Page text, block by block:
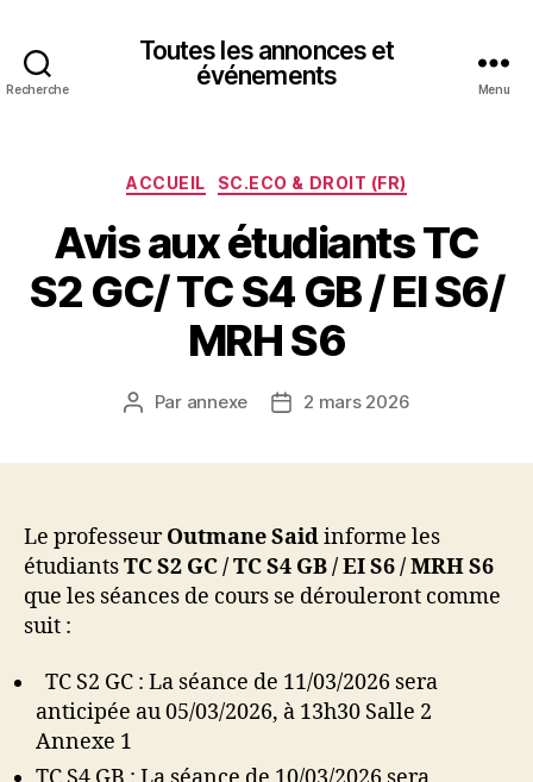
Recherche
Toutes les annonces et
événements
Menu
Catégories
ACCUEIL SC.ECO & DROIT (FR)
Avis aux étudiants TC
S2 GC/ TC S4 GB / EI S6/
MRH S6
Auteur
Par annexe
Date2 mars 2026
Le professeurOutmane Saidinforme les
étudiantsTC S2 GC / TC S4 GB / EI S6 / MRH S6
que les séances de cours se dérouleront comme
suit :
TC S2 GC : La séance de 11/03/2026 sera
anticipée au 05/03/2026, à 13h30 Salle 2
Annexe 1